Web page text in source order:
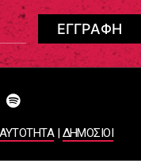
|ΔΗΜΟΣΙΟΙ